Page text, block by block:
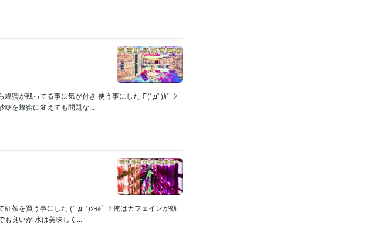
蜜が残ってる事に気が付き 使う事にした ∑(ﾟдﾟ)ｶﾞｰﾝ
糖を蜂蜜に変えても問題な...
茶を買う事にした (´･д･`)ｼｮﾎﾞｰﾝ 俺はカフェインが効
も良いが 水は美味しく...